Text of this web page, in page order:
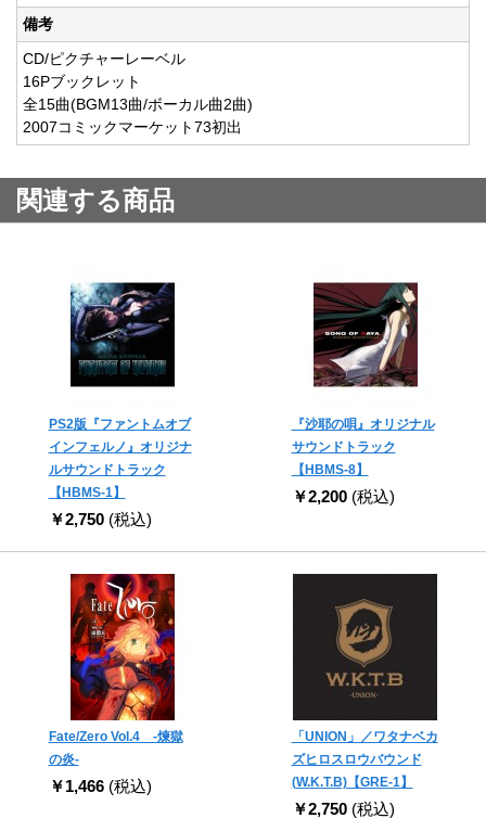
備考
CD/ピクチャーレーベル
16Pブックレット
全15曲(BGM13曲/ボーカル曲2曲)
2007コミックマーケット73初出
関連する商品
PS2版『ファントムオブ
インフェルノ』オリジナ
ルサウンドトラック
【HBMS-1】
￥2,750 (税込)
『沙耶の唄』オリジナル
サウンドトラック
【HBMS-8】
￥2,200 (税込)
Fate/Zero Vol.4 -煉獄
の炎-
￥1,466 (税込)
「UNION」／ワタナベカ
ズヒロスロウバウンド
(W.K.T.B)【GRE-1】
￥2,750 (税込)